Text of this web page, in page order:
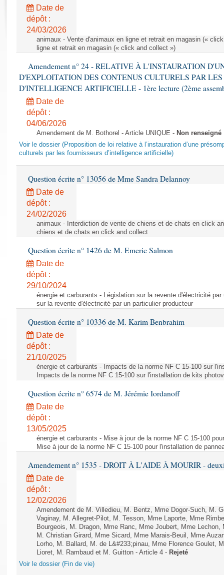
Rapports législatifs
Rapports sur l'application des lois
Baromètre de l’application des lois
Dossiers législatifs
Budget et sécurité sociale
Questions écrites et orales
Comptes rendus des débats
Date de
dépôt :
24/03/2026
animaux - Vente d'animaux en ligne et retrait en magasin («
ligne et retrait en magasin (« click and collect »)
Amendement n° 24 - RELATIVE À L'INSTAURATION
D'EXPLOITATION DES CONTENUS CULTURELS PAR LES
D'INTELLIGENCE ARTIFICIELLE - 1ère lecture (2ème
Date de
dépôt :
04/06/2026
Amendement de M. Bothorel - Article UNIQUE - Non renseigné
Voir le dossier (Proposition de loi relative à l’instauration d’une
culturels par les fournisseurs d’intelligence artificielle)
Question écrite n° 13056 de Mme Sandra Delannoy
Date de
dépôt :
24/02/2026
animaux - Interdiction de vente de chiens et de chats en click
chiens et de chats en click and collect
Question écrite n° 1426 de M. Emeric Salmon
Date de
dépôt :
29/10/2024
énergie et carburants - Législation sur la revente d'électricité
sur la revente d'électricité par un particulier producteur
Question écrite n° 10336 de M. Karim Benbrahim
Date de
dépôt :
21/10/2025
énergie et carburants - Impacts de la norme NF C 15-100 sur
Impacts de la norme NF C 15-100 sur l'installation de kits
Question écrite n° 6574 de M. Jérémie Iordanoff
Date de
dépôt :
13/05/2025
énergie et carburants - Mise à jour de la norme NF C 15-100
Mise à jour de la norme NF C 15-100 pour l'installation de
Amendement n° 1535 - DROIT À L'AIDE À MOURIR -
Date de
dépôt :
12/02/2026
Amendement de M. Villedieu, M. Bentz, Mme Dogor-Such, M.
Vaginay, M. Allegret-Pilot, M. Tesson, Mme Laporte, Mme
Bourgeois, M. Dragon, Mme Ranc, Mme Joubert, Mme
M. Christian Girard, Mme Sicard, Mme Marais-Beuil, Mme
Lorho, M. Ballard, M. de L&#233;pinau, Mme Florence Goulet,
Lioret, M. Rambaud et M. Guitton - Article 4 - Rejeté
Voir le dossier (Fin de vie)